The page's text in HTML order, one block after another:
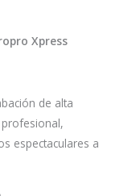
Xpress
de alta
espectaculares a